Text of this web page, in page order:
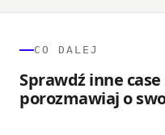
CO DALEJ
Sprawdź inne
porozmawiaj o